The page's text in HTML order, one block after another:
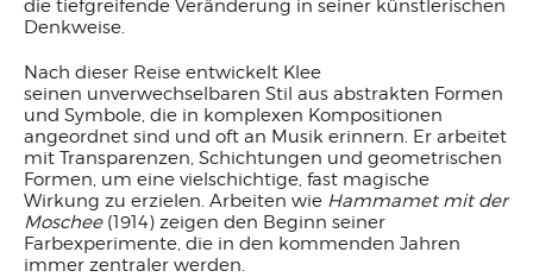
die tiefgreifende Veränderung in seiner künstlerischen
Denkweise.
Nach dieser Reise entwickelt Klee
seinen unverwechselbaren Stil aus abstrakten Formen
und Symbole, die in komplexen Kompositionen
angeordnet sind und oft an Musik erinnern. Er arbeitet
mit Transparenzen, Schichtungen und geometrischen
Formen, um eine vielschichtige, fast magische
Wirkung zu erzielen. Arbeiten wie Hammamet mit der
Moschee(1914) zeigen den Beginn seiner
Farbexperimente, die in den kommenden Jahren
immer zentraler werden.